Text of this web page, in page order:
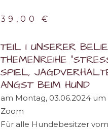
39,00€
TEIL I UNSERER
THEMENREIHE
SPIEL,
ANGST BEIM HUND
am Montag, 03.06.2024 um
Zoom
Für alle Hundebesitzer